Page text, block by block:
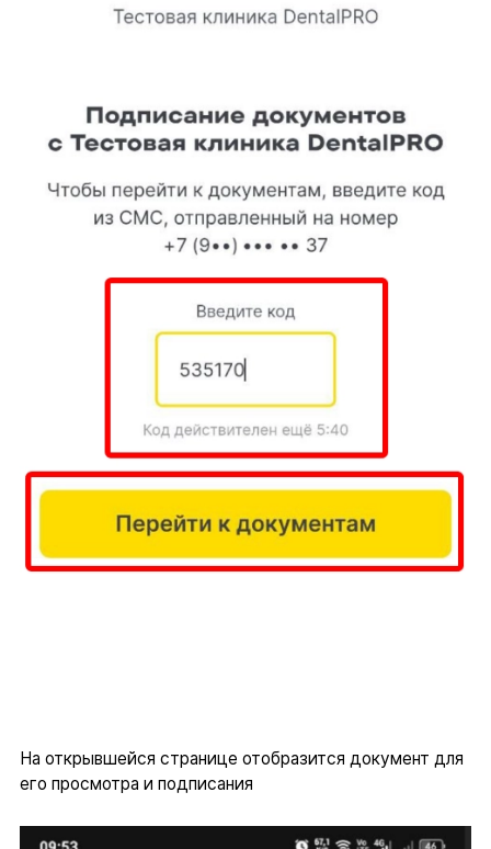
На открывшейся странице отобразится документ для
его просмотра и подписания